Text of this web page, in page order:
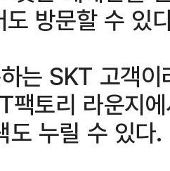
방문할 수 있
는 SKT 고객
팩토리 라운지
도 누릴 수 있다.